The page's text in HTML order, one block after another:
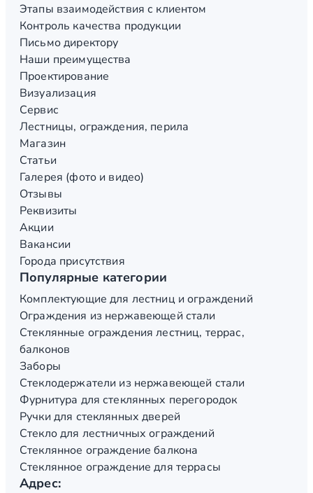
Этапы взаимодействия с клиентом
Контроль качества продукции
Письмо директору
Наши преимущества
Проектирование
Визуализация
Сервис
Лестницы, ограждения, перила
Магазин
Статьи
Галерея (фото и видео)
Отзывы
Реквизиты
Акции
Вакансии
Города присутствия
Популярные категории
Комплектующие для лестниц и ограждений
Ограждения из нержавеющей стали
Стеклянные ограждения лестниц, террас,
балконов
Заборы
Стеклодержатели из нержавеющей стали
Фурнитура для стеклянных перегородок
Ручки для стеклянных дверей
Стекло для лестничных ограждений
Стеклянное ограждение балкона
Стеклянное ограждение для террасы
Адрес: